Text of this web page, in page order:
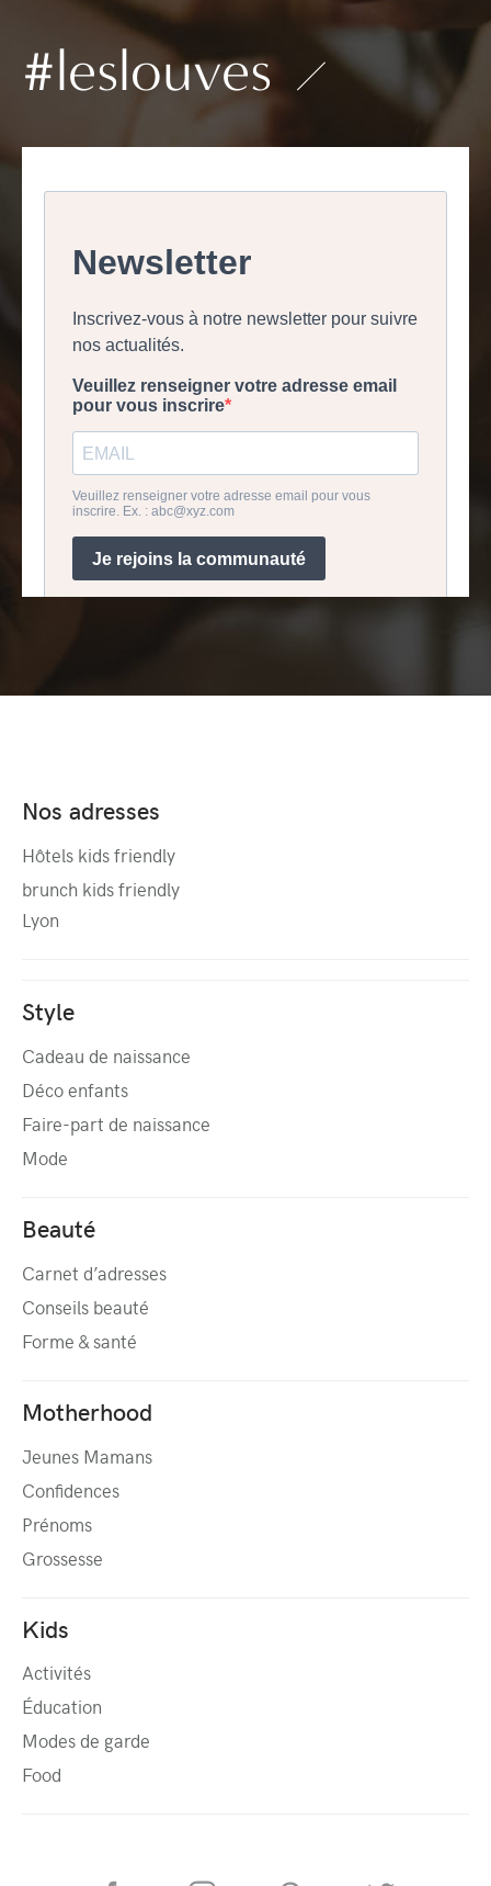
#leslouves
Nos adresses
Hôtels kids friendly
brunch kids friendly
Lyon
Style
Cadeau de naissance
Déco enfants
Faire-part de naissance
Mode
Beauté
Carnet d’adresses
Conseils beauté
Forme & santé
Motherhood
Jeunes Mamans
Confidences
Prénoms
Grossesse
Kids
Activités
Éducation
Modes de garde
Food